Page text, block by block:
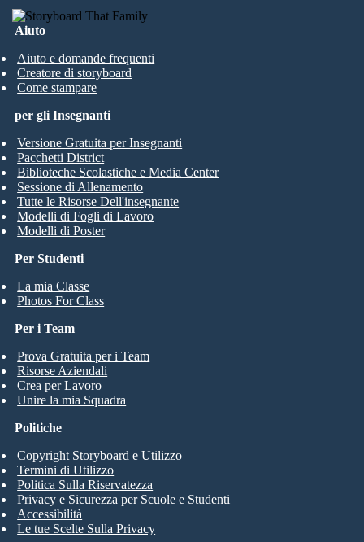
Aiuto
Aiuto e domande frequenti
Creatore di storyboard
Come stampare
Per Studenti
La mia Classe
Photos For Class
per gli Insegnanti
Versione Gratuita per Insegnanti
Pacchetti District
Biblioteche Scolastiche e Media Center
Sessione di Allenamento
Tutte le Risorse Dell'insegnante
Modelli di Fogli di Lavoro
Modelli di Poster
Per i Team
Prova Gratuita per i Team
Risorse Aziendali
Crea per Lavoro
Unire la mia Squadra
Politiche
Copyright Storyboard e Utilizzo
Termini di Utilizzo
Politica Sulla Riservatezza
Privacy e Sicurezza per Scuole e Studenti
Accessibilità
Le tue Scelte Sulla Privacy